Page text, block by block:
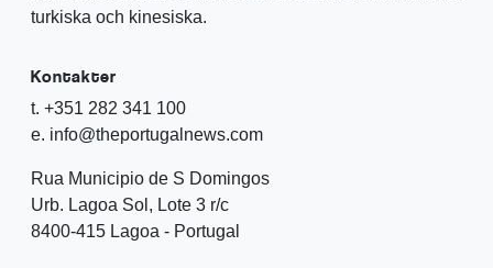
turkiska och kinesiska.
Kontakter
t. +351 282 341 100
e. info@theportugalnews.com
Rua Municipio de S Domingos
Urb. Lagoa Sol, Lote 3 r/c
8400-415 Lagoa - Portugal